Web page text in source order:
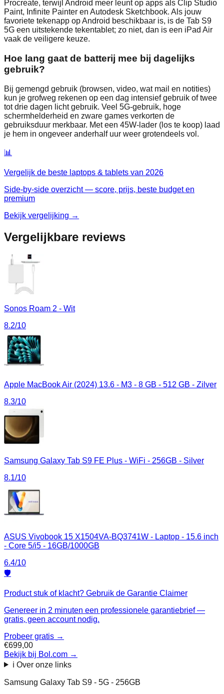
Procreate, terwijl Android meer leunt op apps als Clip Studio
Paint, Infinite Painter en Autodesk Sketchbook. Als jouw
favoriete tekenapp op Android beschikbaar is, is de Tab S9
5G een uitstekende tekentablet; zo niet, dan is een iPad Air
vaak de veiligere keuze.
Hoe lang gaat de batterij mee bij dagelijks
gebruik?
Bij gemengd gebruik (browsen, video, wat mail en notities)
kun je grofweg rekenen op een dag intensief gebruik of twee
tot drie dagen licht gebruik. Veel 5G‑gebruik, hoge
schermhelderheid en zware games verkorten de
gebruiksduur merkbaar. Met een 45W‑lader (los te koop) laad
je hem in ongeveer anderhalf uur weer grotendeels vol.
📊
Vergelijk de beste laptops & tablets van 2026
Side-by-side overzicht — score, prijs, beste budget en
premium
Bekijk vergelijking →
Vergelijkbare reviews
Sonos Roam 2 - Wit
8.2/10
Apple MacBook Air (2024) 13.6 - M3 - 8 GB - 512 GB - Zilver
8.3/10
Samsung Galaxy Tab S9 FE Plus - WiFi - 256GB - Silver
8.1/10
ASUS Vivobook 15 X1504VA-BQ3741W - Laptop - 15.6 inch
- Core 5/i5 - 16GB/1000GB
6.4/10
🛡️
Product stuk of klacht? Gebruik de Garantie Claimer
Genereer in 2 minuten een professionele garantiebrief —
gratis, geen account nodig.
Probeer gratis →
€699,00
Bekijk bij Bol.com →
ℹ️ Over onze links
Samsung Galaxy Tab S9 - 5G - 256GB